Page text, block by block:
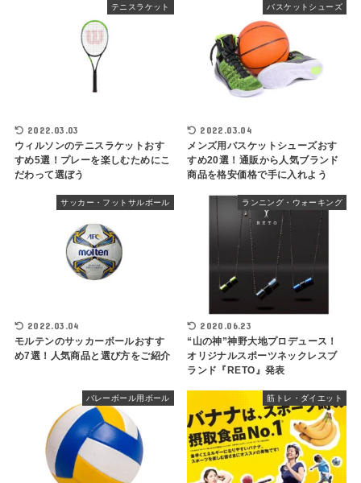
テニスラケット
2022.03.03
ウィルソンのテニスラケットおす
すめ5選！プレーを楽しむためにこ
だわって選ぼう
バスケットシューズ
2022.03.04
メンズ用バスケットシューズおす
すめ20選！通販から人気ブランド
商品を格安価格で手に入れよう
サッカー・フットサルボール
2022.03.04
モルテンのサッカーボールおすす
め7選！人気商品と選び方をご紹介
ランニング・ウォーキング
2020.06.23
“山の神”神野大地プロデュース！
オリジナルスポーツネックレスブ
ランド『RETO』発表
バレーボール用ボール 筋トレ・ダイエット